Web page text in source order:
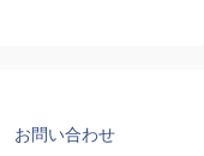
お問い合わせ